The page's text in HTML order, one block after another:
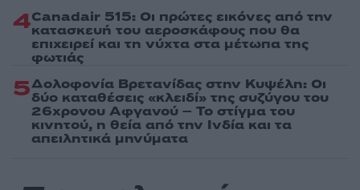
4Canadair 515: Οι πρώτες εικόνες από την
κατασκευή του αεροσκάφους που θα
επιχειρεί και τη νύχτα στα μέτωπα της
φωτιάς
5Δολοφονία Βρετανίδας στην Κυψέλη: Οι
δύο καταθέσεις «κλειδί» της συζύγου του
26χρονου Αφγανού – Το στίγμα του
κινητού, η θεία από την Ινδία και τα
απειλητικά μηνύματα